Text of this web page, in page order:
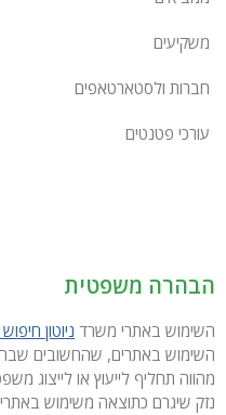
משקיעים
חברות ולסטארטאפים
עורכי פטנטים
הבהרה משפטית
השימוש באתרי משרד ניוטון
השימוש באתרים, שהחשובים
מהווה תחליף לייעוץ או לייצוג
נזק שיגרם כתוצאה משימוש